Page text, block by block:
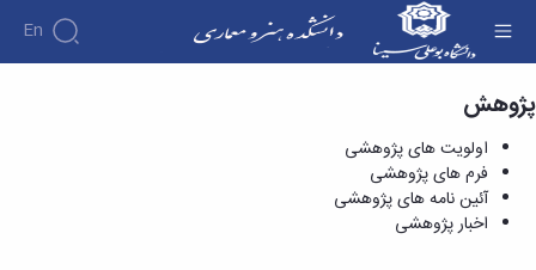
En
آئین نامه های پژوهشی - دانشکده هنر و معماری
پژوهش
اولویت های پژوهشی
فرم های پژوهشی
آئین نامه های پژوهشی
اخبار پژوهشی